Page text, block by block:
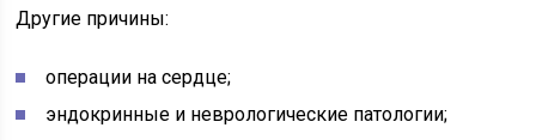
Другие причины:
операции на сердце;
эндокринные и неврологические патологии;